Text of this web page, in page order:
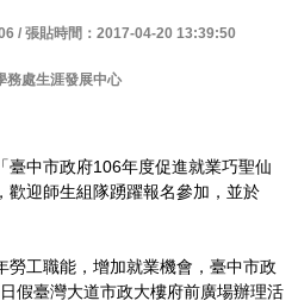
/ 張貼時間：2017-04-20 13:39:50
務處生涯發展中心
臺中市政府106年度促進就業巧聖仙
歡迎師生組隊踴躍報名參加，並於
勞工職能，增加就業機會，臺中市政
日假臺灣大道市政大樓府前廣場辦理活